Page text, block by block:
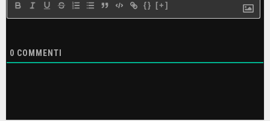
{} [+]
0 COMMENTI